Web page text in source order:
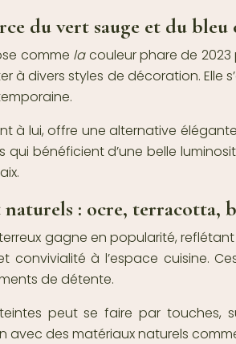
du vert sauge et du bleu
comme lacouleur phare de
à divers styles de décoration.
à lui, offre une alternative
qui bénéficient d’une belle
: ocre, terracotta,
gagne en popularité,
convivialité à l’espace cuisine.
de détente.
peut se faire par touches,
avec des matériaux naturels